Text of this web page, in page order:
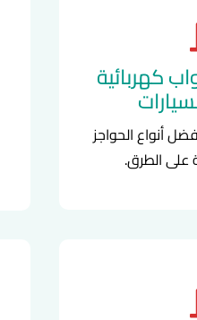
كهربائية
أنواع الحواجز
على الطرق.